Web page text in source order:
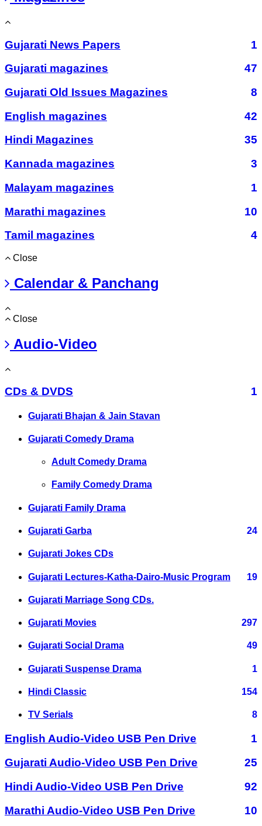
Gujarati News Papers
1
Gujarati magazines
47
Gujarati Old Issues Magazines
8
English magazines
42
Hindi Magazines
35
Kannada magazines
3
Malayam magazines
1
Marathi magazines
10
Tamil magazines
4
Close
Calendar & Panchang
Close
Audio-Video
CDs & DVDS 1
Gujarati Bhajan & Jain Stavan
Gujarati Comedy Drama
Adult Comedy Drama
Family Comedy Drama
Gujarati Family Drama
Gujarati Garba 24
Gujarati Jokes CDs
Gujarati Lectures-Katha-Dairo-Music Program 19
Gujarati Marriage Song CDs.
Gujarati Movies 297
Gujarati Social Drama 49
Gujarati Suspense Drama 1
Hindi Classic 154
TV Serials 8
English Audio-Video USB Pen Drive
1
Gujarati Audio-Video USB Pen Drive
25
Hindi Audio-Video USB Pen Drive
92
Marathi Audio-Video USB Pen Drive
10